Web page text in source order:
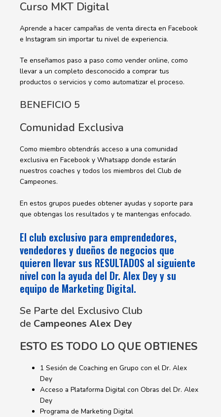
Curso MKT Digital
Aprende a hacer campañas de venta directa en Facebook
e Instagram sin importar tu nivel de experiencia.
Te enseñamos paso a paso como vender online, como
llevar a un completo desconocido a comprar tus
productos o servicios y como automatizar el proceso.
BENEFICIO 5
Comunidad Exclusiva
Como miembro obtendrás acceso a una comunidad
exclusiva en Facebook y Whatsapp donde estarán
nuestros coaches y todos los miembros del Club de
Campeones.
En estos grupos puedes obtener ayudas y soporte para
que obtengas los resultados y te mantengas enfocado.
El club exclusivo para emprendedores,
vendedores y dueños de negocios que
quieren llevar sus RESULTADOS al siguiente
nivel con la ayuda del Dr. Alex Dey y su
equipo de Marketing Digital.
Se Parte del Exclusivo Club
de Campeones Alex Dey
ESTO ES TODO LO QUE OBTIENES
1 Sesión de Coaching en Grupo con el Dr. Alex
Dey
Acceso a Plataforma Digital con Obras del Dr. Alex
Dey
Programa de Marketing Digital